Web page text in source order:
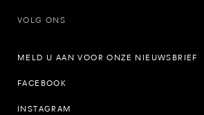
VOLG ONS
MELD U AAN VOOR ONZE NIEUWSBRIEF
FACEBOOK
INSTAGRAM